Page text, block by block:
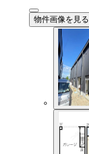
物件画像を見る